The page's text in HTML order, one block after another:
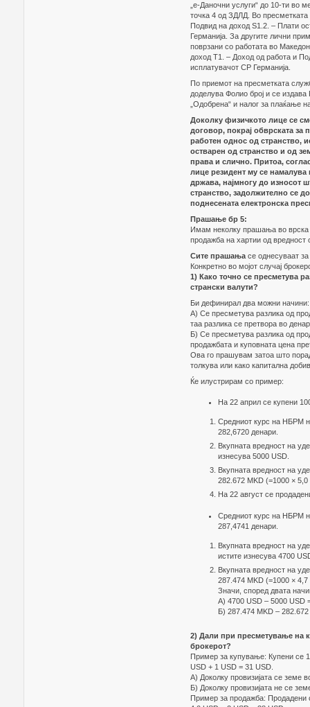
„е-Даночни услуги“ до 10-ти во
точка 4 од ЗДЛД. Во пресметката
Подвид на доход Ѕ1.2. – Плати
Германија. За другите лични
поврзани со работата во
доход Т1. – Доход од работа и
исплатувачот СР Германија.
По приемот на пресметката
доделува Фолио број и се издава
„Одобрена“ и налог за плаќање
Доколку физичкото лице се
договор, покрај обврската
работен однос од странство,
остварен од странство и од
права и слично. Притоа,
лице резидент му се
држава, најмногу до износот
странство, задолжително се
поднесената електронска
Прашање бр 5:
Имам неколку прашања во врска
продажба на хартии од вредност
Сите прашања се однесуваат за
Конкретно во мојот случај
1) Како точно се пресметува
странски валути?
Би дефинирал два можни начини:
А) Се пресметува разлика од
таа разлика се претвора во
Б) Се пресметува разлика од
продажбата и куповната цена
Ова го прашувам затоа што
толкува или како капитална
Ќе илустрирам со пример:
На 22 април се купени
Средниот курс на НБРМ
282,6720 денари.
Вкупната вредност на
изнесува 5000 USD.
Вкупната вредност на
282.672 MKD (=1000 ×
На 22 август се
Средниот курс на НБРМ
287,4741 денари.
Вкупната вредност на
истите изнесува 4700
Вкупната вредност на
287.474 MKD (=1000 ×
Значи, според двата
А) 4700 USD – 5000 USD
Б) 287.474 MKD –
2) Дали при пресметување на
брокерот?
Пример за купување: Купени се
USD + 1 USD = 31 USD.
А) Доколку провизијата се земе
Б) Доколку провизијата не се
Пример за продажба: Продадени